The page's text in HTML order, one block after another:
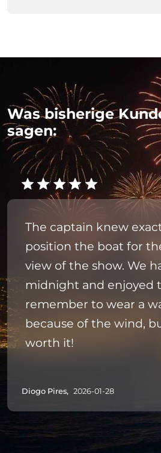
Was bisherige
sagen:
The captain knew
position the boat for
view of the show. We
midnight and enjoyed
remember to wear a
because of the wind,
worth it!
Diogo Pires, 2026-01-28